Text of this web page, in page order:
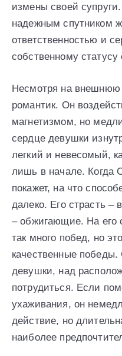
измены своей
надежным спутником
ответственностью и
собственному статусу
Несмотря на внешнюю
романтик. Он
магнетизмом, но
сердце девушки
легкий и невесомый,
лишь в начале. Когда
покажет, на что
далеко. Его страсть
– обжигающие. На его
так много побед, но
качественные
девушки, над
потрудиться. Если
ухаживания, он
действие, но
наиболее